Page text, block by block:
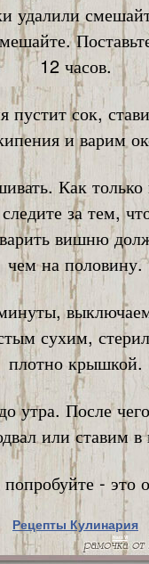
удалили
12 часов.
пустит сок,
и варим
Как
за тем,
вишню
чем на половину.
сухим,
плотно крышкой.
утра. После
или ставим в
- это
Рецепты Кулинария
Nata Vi